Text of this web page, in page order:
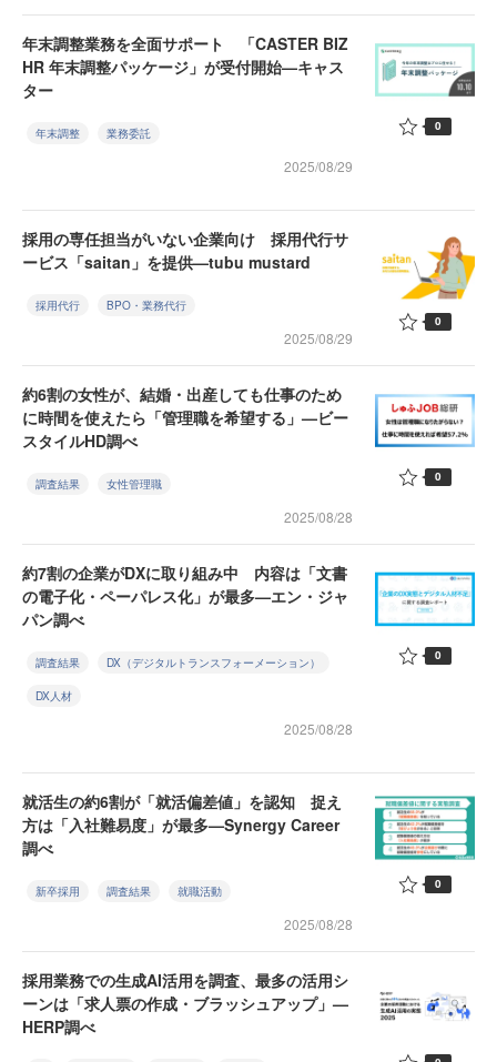
年末調整業務を全面サポート 「CASTER BIZ
HR 年末調整パッケージ」が受付開始—キャス
ター
年末調整 業務委託
2025/08/29
0
採用の専任担当がいない企業向け 採用代行サ
ービス「saitan」を提供—tubu mustard
採用代行 BPO・業務代行
2025/08/29
0
約6割の女性が、結婚・出産しても仕事のため
に時間を使えたら「管理職を希望する」—ビー
スタイルHD調べ
調査結果 女性管理職
2025/08/28
0
約7割の企業がDXに取り組み中 内容は「文書
の電子化・ペーパレス化」が最多—エン・ジャ
パン調べ
調査結果 DX（デジタルトランスフォーメーション）
DX人材
2025/08/28
0
就活生の約6割が「就活偏差値」を認知 捉え
方は「入社難易度」が最多—Synergy Career
調べ
新卒採用 調査結果 就職活動
2025/08/28
0
採用業務での生成AI活用を調査、最多の活用シ
ーンは「求人票の作成・ブラッシュアップ」—
HERP調べ